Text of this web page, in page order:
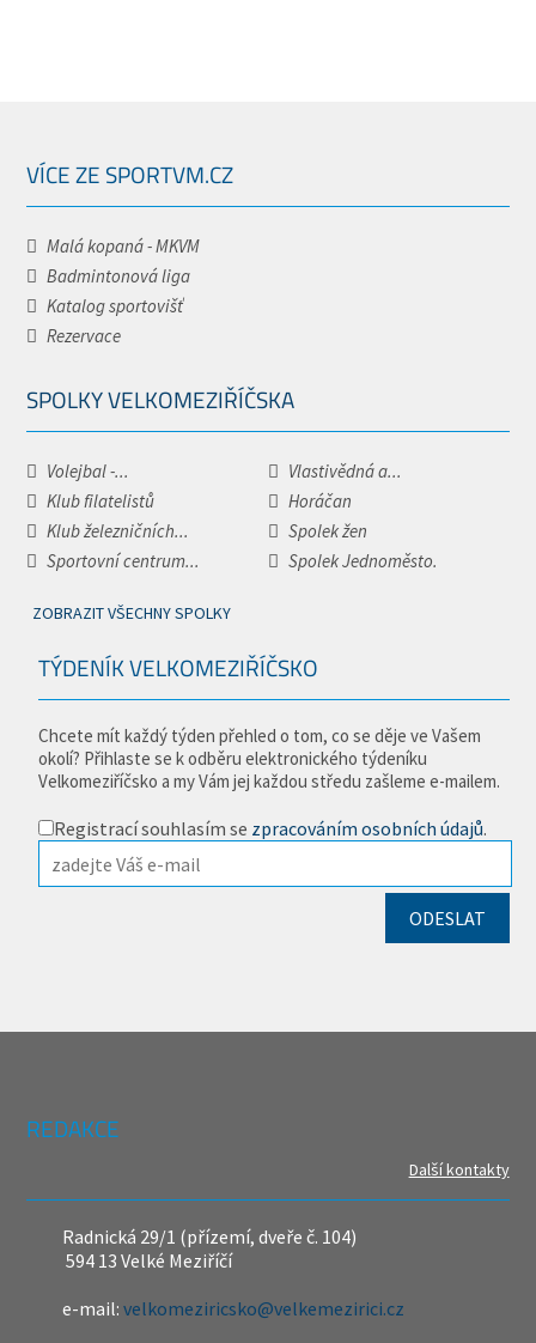
VÍCE ZE SPORTVM.CZ
Malá kopaná - MKVM
Badmintonová liga
Katalog sportovišť
Rezervace
SPOLKY VELKOMEZIŘÍČSKA
Volejbal -...
Vlastivědná a...
Klub filatelistů
Horáčan
Klub železničních...
Spolek žen
Sportovní centrum...
Spolek Jednoměsto.
ZOBRAZIT VŠECHNY SPOLKY
TÝDENÍK VELKOMEZIŘÍČSKO
Chcete mít každý týden přehled o tom, co se děje ve Vašem
okolí? Přihlaste se k odběru elektronického týdeníku
Velkomeziříčsko a my Vám jej každou středu zašleme e-mailem.
Registrací souhlasím se zpracováním osobních údajů.
REDAKCE
Další kontakty
Radnická 29/1 (přízemí, dveře č. 104)
594 13 Velké Meziříčí
e-mail:velkomeziricsko@velkemezirici.cz